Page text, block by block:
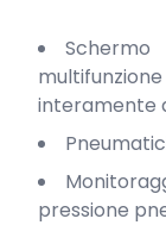
Schermo
multifunzione
interamente
Monitoraggio
pressione